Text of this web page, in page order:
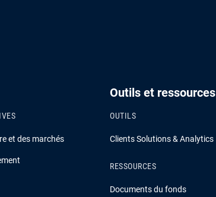
et des marchés
Outils et ressources
OUTILS
Clients Solutions & Analytics
RESSOURCES
Documents du fonds